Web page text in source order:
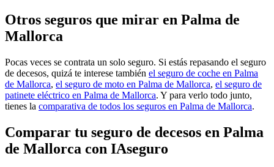
Otros seguros que mirar en Palma de
Mallorca
Pocas veces se contrata un solo seguro. Si estás repasando el seguro
de decesos, quizá te interese también el seguro de coche en Palma
de Mallorca, el seguro de moto en Palma de Mallorca, el seguro de
patinete eléctrico en Palma de Mallorca. Y para verlo todo junto,
tienes la comparativa de todos los seguros en Palma de Mallorca.
Comparar tu seguro de decesos en Palma
de Mallorca con IAseguro